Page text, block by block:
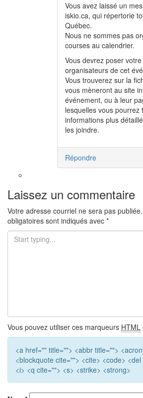
Vous avez laissé un
iskio.ca, qui répertorie
Québec.
Nous ne sommes pas
courses au calendrier.
Vous devrez poser
organisateurs de cet
Vous trouverez sur la
vous mèneront au site
événement, ou à leur
lesquelles vous pourrez
informations plus
les joindre.
Répondre
Laissez un commentaire
Votre adresse courriel ne sera pas publiée.
obligatoires sont indiqués avec *
Vous pouvez utiliser ces marqueurs HTML
<a href="" title=""> <abbr title="">
<blockquote cite=""> <cite> <code>
<i> <q cite=""> <s> <strike> <strong>